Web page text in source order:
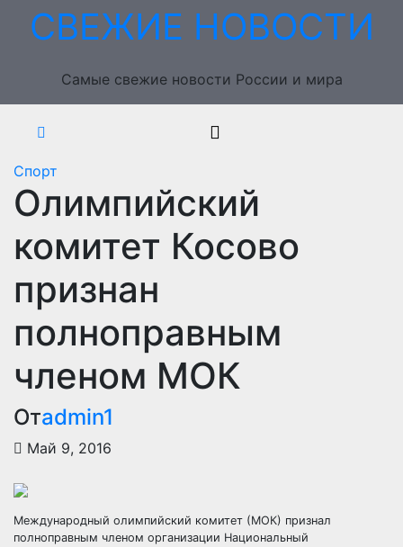
ПерейтиСВЕЖИЕ НОВОСТИ
Самые свежие новости России и мира
Спорт
Олимпийский
комитет Косово
признан
полноправным
членом МОК
Отadmin1
Май 9, 2016
Международный олимпийский комитет (МОК) признал
полноправным членом организации Национальный